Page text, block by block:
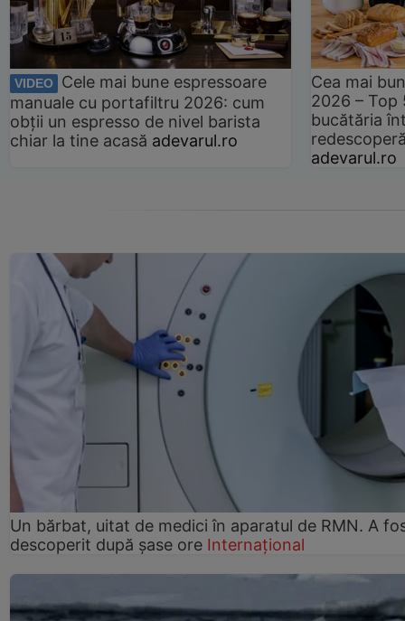
VIDEO
Cele mai bune espressoare
manuale cu portafiltru 2026: cum
obții un espresso de nivel barista
chiar la tine acasă adevarul.ro
Cea mai
2026 –
bucătăria
adevarul.ro
Un bărbat, uitat de medici în aparatul de RMN. A
descoperit după șase ore Internațional